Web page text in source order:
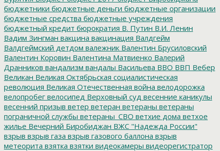
бюджетники бюджетные деньги бюджетные организации
бюджетные средства бюджетные учреждения
бюджетный кредит бюрократия В. Путин В.И. Ленин
Вадим Зингман вакцина вакцинация Валдгейм
Валдгеймский детдом валежник Валентин Брусиловский
Валентин Коровин Валентина Матвиенко Валерий
Дранников вандализм вандалы Васильева ВВО ВВП Вебер
Великан Великая Октябрьская социалистическая
революция Великая Отечественная война велодорожка
велопробег велосипед Верховный суд весенние каникулы
весенний призыв ветер ветеран ветераны ветераны
пограничной службы ветераны_СВО ветхие дома ветхое
жилье Вечерний Биробиджан ВЖС "Надежда России"
взрыв взрыв газа взрыв газового баллона взрыв
метеорита взятка взятки видеокамеры видеорегистратор